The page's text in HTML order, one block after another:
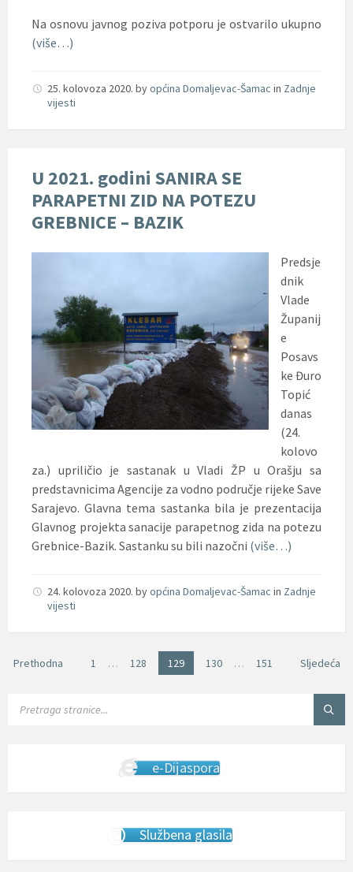
Na osnovu javnog poziva potporu je ostvarilo ukupno
(više…)
25. kolovoza 2020. byopćina Domaljevac-Šamac in Zadnje
vijesti
​U 2021. godini SANIRA SE
PARAPETNI ZID NA POTEZU
GREBNICE – BAZIK
Predsje
dnik
Vlade
Županij
e
Posavs
ke Đuro
Topić
danas
(24.
kolovo
za.) upriličio je sastanak u Vladi ŽP u Orašju sa
predstavnicima Agencije za vodno područje rijeke Save
Sarajevo. Glavna tema sastanka bila je prezentacija
Glavnog projekta sanacije parapetnog zida na potezu
Grebnice-Bazik. Sastanku su bili nazočni (više…)
24. kolovoza 2020. byopćina Domaljevac-Šamac in Zadnje
vijesti
Brojevi
Prethodna 1 … 128 129 130 … 151 Sljedeća
e-Dijaspora
Službena glasila